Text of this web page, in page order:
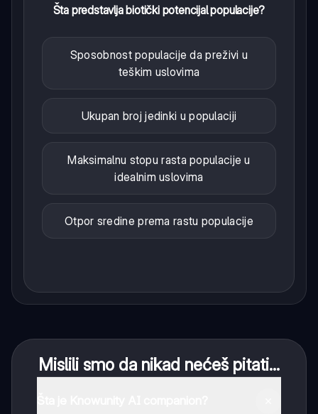
Šta predstavlja biotički potencijal populacije?
Sposobnost populacije da preživi u
teškim uslovima
Ukupan broj jedinki u populaciji
Maksimalnu stopu rasta populacije u
idealnim uslovima
Otpor sredine prema rastu populacije
Mislili smo da nikad nećeš pitati...